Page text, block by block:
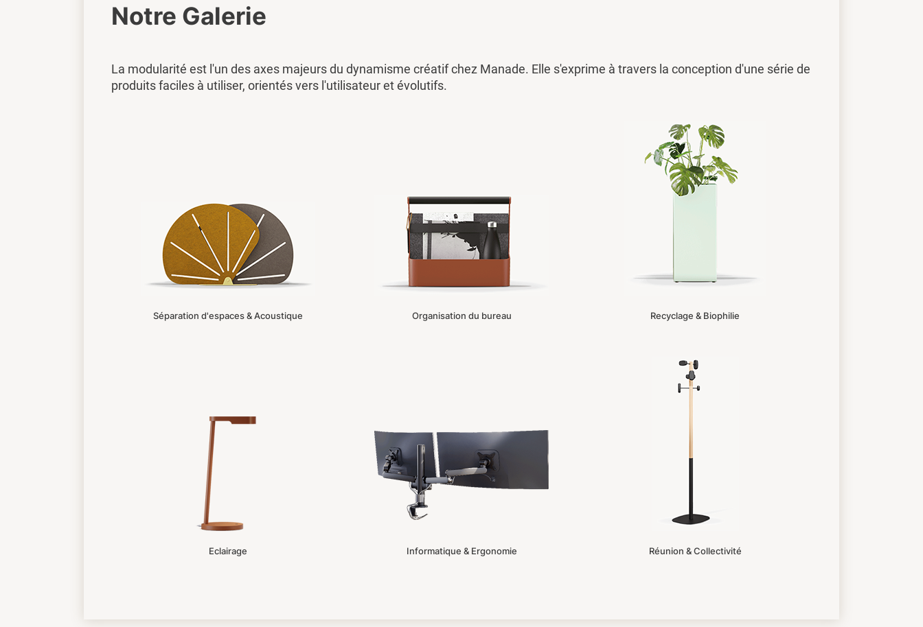
Notre Galerie
La modularité est l'un des axes majeurs du dynamisme créatif chez Manade. Elle s'exprime à travers la conception d'une série de
produits faciles à utiliser, orientés vers l'utilisateur et évolutifs.
Séparation d'espaces & Acoustique Organisation du bureau Recyclage & Biophilie
Eclairage Informatique & Ergonomie Réunion & Collectivité